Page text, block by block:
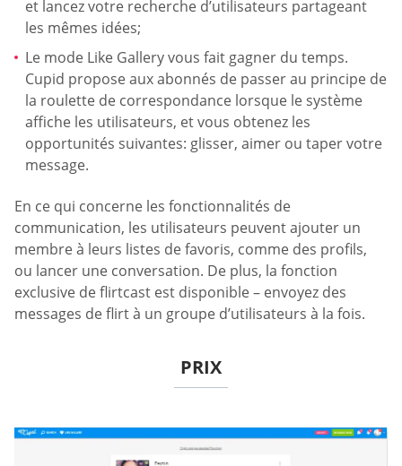
et lancez votre recherche d’utilisateurs partageant
les mêmes idées;
Le mode Like Gallery vous fait gagner du temps.
Cupid propose aux abonnés de passer au principe de
la roulette de correspondance lorsque le système
affiche les utilisateurs, et vous obtenez les
opportunités suivantes: glisser, aimer ou taper votre
message.
En ce qui concerne les fonctionnalités de
communication, les utilisateurs peuvent ajouter un
membre à leurs listes de favoris, comme des profils,
ou lancer une conversation. De plus, la fonction
exclusive de flirtcast est disponible – envoyez des
messages de flirt à un groupe d’utilisateurs à la fois.
PRIX